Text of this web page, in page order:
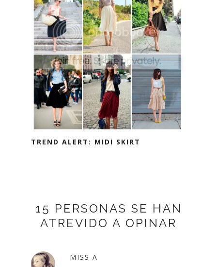
TREND ALERT: MIDI SKIRT
15 PERSONAS SE HAN
ATREVIDO A OPINAR
MISS A